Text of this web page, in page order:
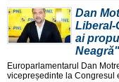
Dan
Liberal-
ai
Neagră"
Europarlamentarul Dan
vicepreședinte la Congresul